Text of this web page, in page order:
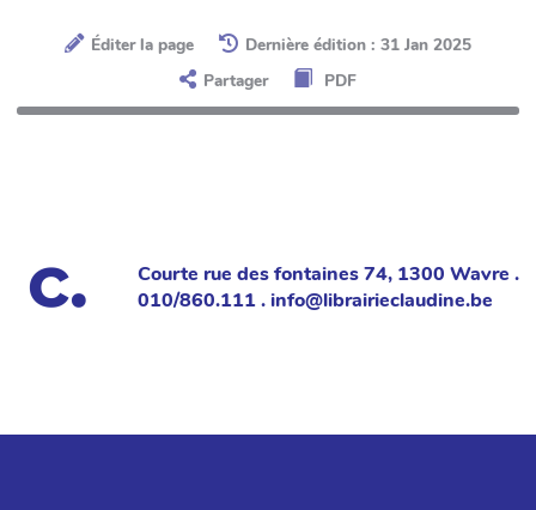
Éditer la page
Dernière édition : 31 Jan 2025
Partager
PDF
Courte rue des fontaines 74, 1300 Wavre .
010/860.111 . info@librairieclaudine.be